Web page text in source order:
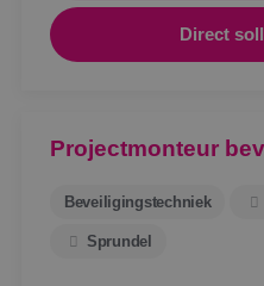
Direct
Projectmonteur
Beveiligingstechniek
Sprundel